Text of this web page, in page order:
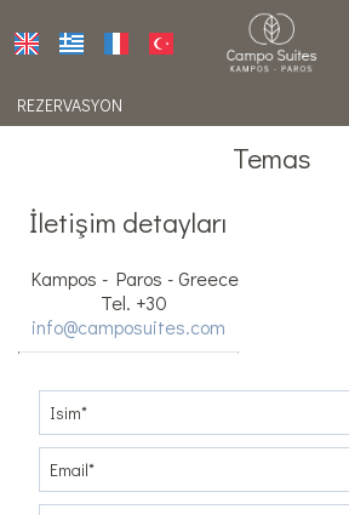
REZERVASYON
HOME
FOTOĞRAFLAR
ÖDÜLLER
PRESS
YORUMLAR
Temas
İletişim detayları
Kampos - Paros - Greece
Tel. +30
info@camposuites.com